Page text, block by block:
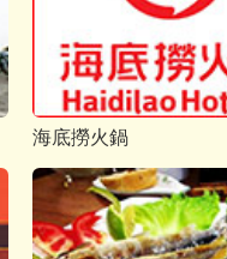
海底撈火鍋